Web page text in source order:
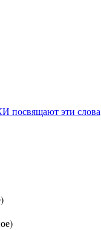
посвящают эти слова